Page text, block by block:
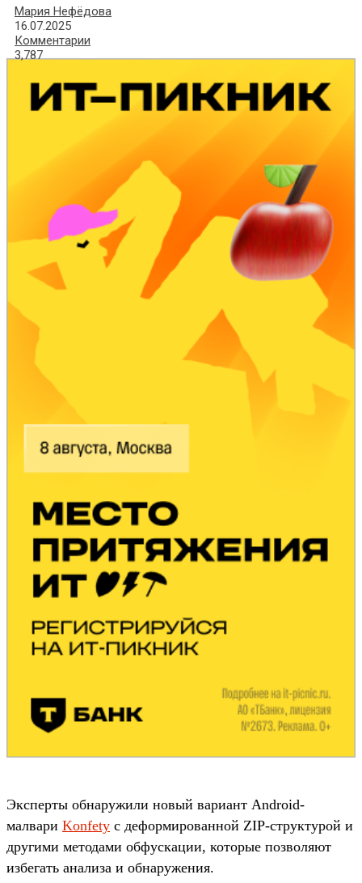
Мария Нефёдова
16.07.2025
Комментарии
3,787
Эксперты обнаружили новый вариант Android-
малвари Konfety с деформированной ZIP-структурой и
другими методами обфускации, которые позволяют
избегать анализа и обнаружения.